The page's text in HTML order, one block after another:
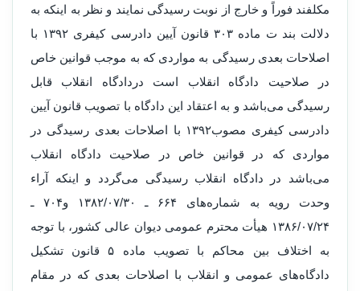
مکلفند فوراً و خارج از نوبت رسیدگی نمایند و نظر به اینکه به
دلالت بند ت ماده ۳۰۳ قانون آیین دادرسی کیفری ۱۳۹۲ با
اصلاحات بعدی رسیدگی به مواردی که به موجب قوانین خاص
در صلاحیت دادگاه انقلاب است دردادگاه انقلاب قابل
رسیدگی می‌باشد و به اعتقاد این دادگاه با تصویب قانون آیین
دادرسی کیفری مصوب۱۳۹۲ با اصلاحات بعدی رسیدگی در
مواردی که در قوانین خاص در صلاحیت دادگاه انقلاب
می‌باشد در دادگاه انقلاب رسیدگی می‌گردد و اینکه آراء
وحدت رویه به شماره‌های ۶۶۴ ـ ۱۳۸۲/۰۷/۳۰ و۷۰۴ ـ
۱۳۸۶/۰۷/۲۴ هیأت محترم عمومی دیوان عالی کشور، با توجه
به اختلاف بین محاکم با تصویب ماده ۵ قانون تشکیل
دادگاه‌های عمومی و انقلاب با اصلاحات بعدی که در مقام